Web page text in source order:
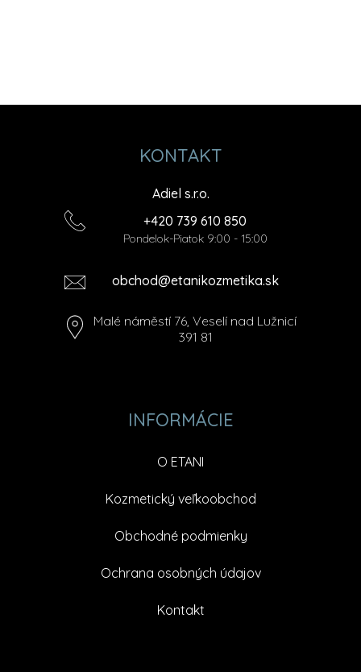
KONTAKT
Adiel s.r.o.
+420 739 610 850
Pondelok-Piatok 9:00 - 15:00
obchod@etanikozmetika.sk
Malé náměstí 76, Veselí nad Lužnicí
391 81
INFORMÁCIE
O ETANI
Kozmetický veľkoobchod
Obchodné podmienky
Ochrana osobných údajov
Kontakt